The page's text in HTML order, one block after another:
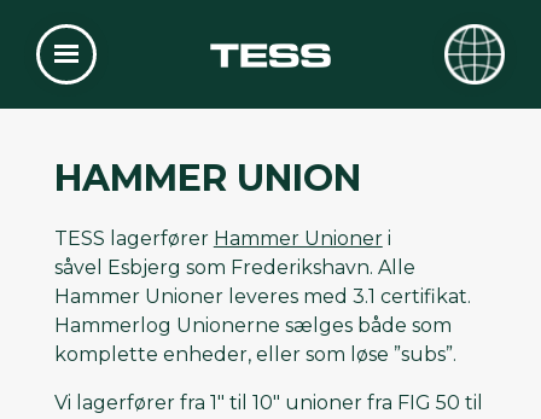
HAMMER UNION
TESS lagerfører Hammer Unioneri
såvel Esbjerg som Frederikshavn. Alle
Hammer Unioner leveres med 3.1 certifikat.
Hammerlog Unionerne sælges både som
komplette enheder, eller som løse ”subs”.
Vi lagerfører fra 1" til 10" unioner fra FIG 50 til